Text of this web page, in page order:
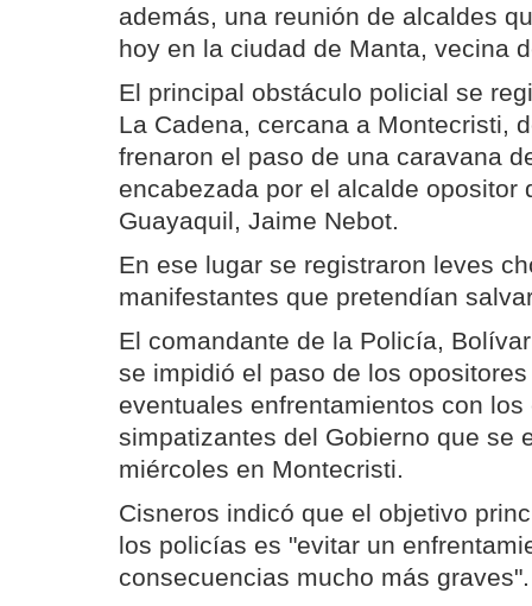
además, una reunión de alcaldes
hoy en la ciudad de Manta, vecina
El principal obstáculo policial se
La Cadena, cercana a Montecristi,
frenaron el paso de una caravana
encabezada por el alcalde opositor
Guayaquil, Jaime Nebot.
En ese lugar se registraron leves
manifestantes que pretendían
El comandante de la Policía,
se impidió el paso de los
eventuales enfrentamientos con los
simpatizantes del Gobierno que se
miércoles en Montecristi.
Cisneros indicó que el objetivo
los policías es "evitar un
consecuencias mucho más graves".